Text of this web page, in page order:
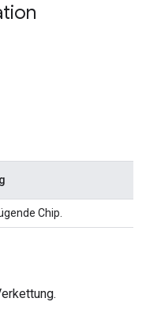
Chip.